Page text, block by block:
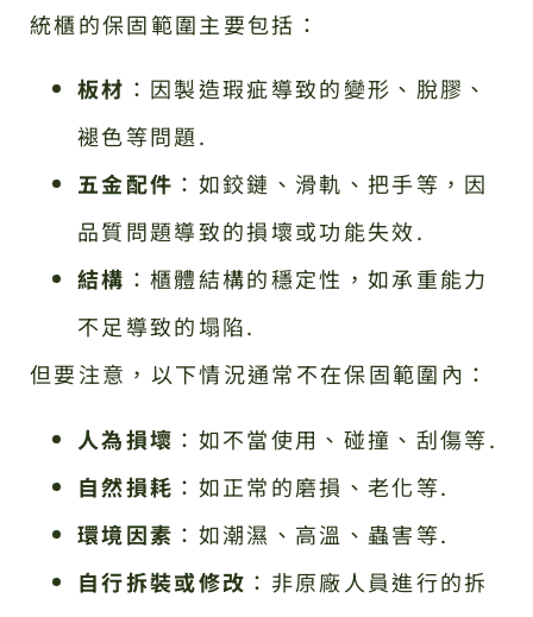
統櫃的保固範圍主要包括：
板材 ：因製造瑕疵導致的變形、脫膠、
褪色等問題.
五金配件 ：如鉸鏈、滑軌、把手等，因
品質問題導致的損壞或功能失效.
結構 ：櫃體結構的穩定性，如承重能力
不足導致的塌陷.
但要注意，以下情況通常不在保固範圍內：
人為損壞 ：如不當使用、碰撞、刮傷等.
自然損耗 ：如正常的磨損、老化等.
環境因素 ：如潮濕、高溫、蟲害等.
自行拆裝或修改 ：非原廠人員進行的拆